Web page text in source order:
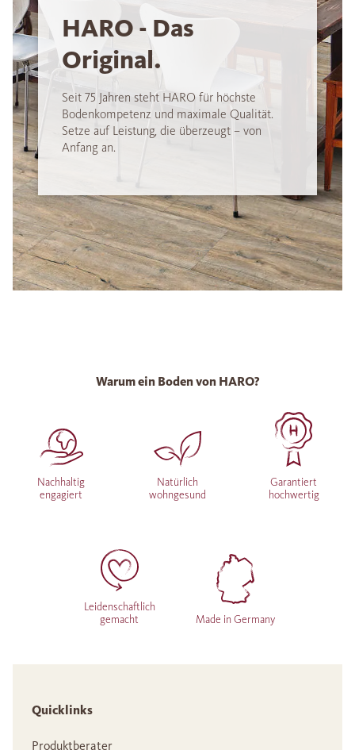
HARO - Das
Original.
Seit 75 Jahren steht HARO für höchste
Bodenkompetenz und maximale Qualität.
Setze auf Leistung, die überzeugt – von
Anfang an.
Warum ein Boden von HARO?
Nachhaltig
engagiert
Natürlich
wohngesund
Garantiert
hochwertig
Leidenschaftlich
gemacht
Made in Germany
Quicklinks
Produktberater